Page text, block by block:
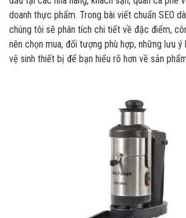
doanh thực phẩm. Trong bài viết chuẩn SEO
chúng tôi sẽ phân tích chi tiết về đặc điểm,
nên chọn mua, đối tượng phù hợp, những lưu
vệ sinh thiết bị để bạn hiểu rõ hơn về sản